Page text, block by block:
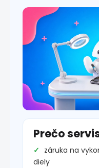
Prečo
záruka na
diely